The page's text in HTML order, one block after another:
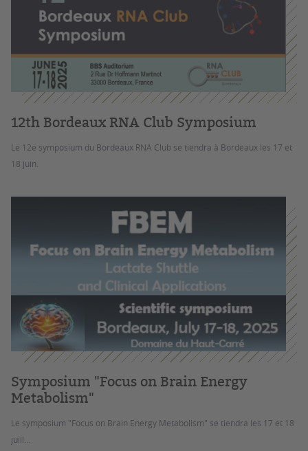
12th Bordeaux RNA Club Symposium
Le 12e symposium du Bordeaux RNA Club se tiendra à Bordeaux les 17 et
18 juin.
Symposium "Focus on Brain Energy
Metabolism"
Le symposium "Focus on Brain Energy Metabolism" se tiendra les 17 et 18
juill...